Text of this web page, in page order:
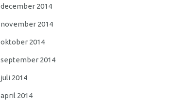
december 2014
november 2014
oktober 2014
september 2014
juli 2014
april 2014